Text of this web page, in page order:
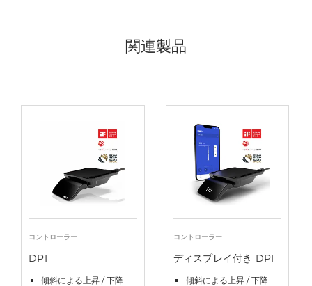
関連製品
コントローラー
DPI
傾斜による上昇 / 下降
コントローラー
ディスプレイ付き DPI
傾斜による上昇 / 下降